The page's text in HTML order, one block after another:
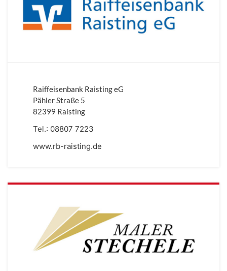
Raiffeisenbank Raisting eG
Pähler Straße 5
82399 Raisting
Tel.: 08807 7223
www.rb-raisting.de